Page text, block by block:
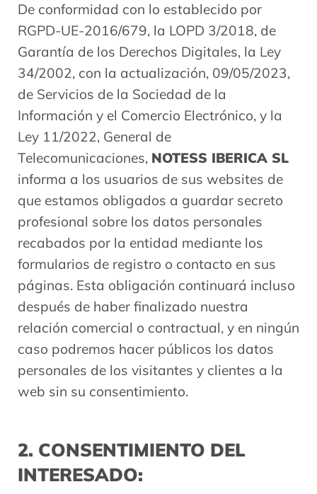
De conformidad con lo establecido por
RGPD-UE-2016/679, la LOPD 3/2018, de
Garantía de los Derechos Digitales, la Ley
34/2002, con la actualización, 09/05/2023,
de Servicios de la Sociedad de la
Información y el Comercio Electrónico, y la
Ley 11/2022, General de
Telecomunicaciones, NOTESS IBERICA SL
informa a los usuarios de sus websites de
que estamos obligados a guardar secreto
profesional sobre los datos personales
recabados por la entidad mediante los
formularios de registro o contacto en sus
páginas. Esta obligación continuará incluso
después de haber finalizado nuestra
relación comercial o contractual, y en ningún
caso podremos hacer públicos los datos
personales de los visitantes y clientes a la
web sin su consentimiento.
2. CONSENTIMIENTO DEL
INTERESADO: